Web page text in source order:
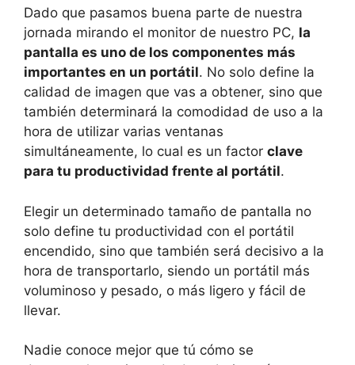
Dado que pasamos buena parte de nuestra
jornada mirando el monitor de nuestro PC, la
pantalla es uno de los componentes más
importantes en un portátil. No solo define la
calidad de imagen que vas a obtener, sino que
también determinará la comodidad de uso a la
hora de utilizar varias ventanas
simultáneamente, lo cual es un factor clave
para tu productividad frente al portátil.
Elegir un determinado tamaño de pantalla no
solo define tu productividad con el portátil
encendido, sino que también será decisivo a la
hora de transportarlo, siendo un portátil más
voluminoso y pesado, o más ligero y fácil de
llevar.
Nadie conoce mejor que tú cómo se